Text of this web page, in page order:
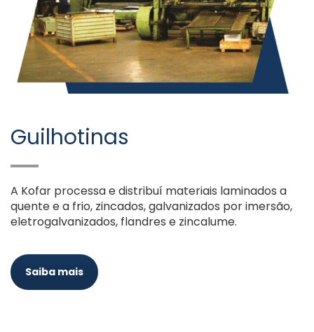
Guilhotinas
A Kofar processa e distribuí materiais laminados a
quente e a frio, zincados, galvanizados por imersão,
eletrogalvanizados, flandres e zincalume.
Saiba mais